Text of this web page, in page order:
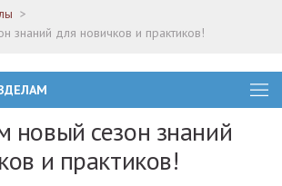
знаний для новичков и практиков!
новый сезон знаний
и практиков!